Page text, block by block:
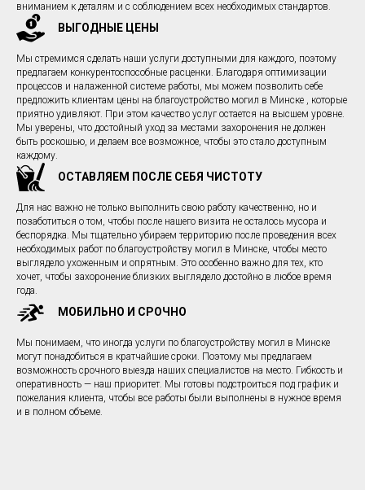
вниманием к деталям и с соблюдением всех необходимых стандартов.
ВЫГОДНЫЕ ЦЕНЫ
Мы стремимся сделать наши услуги доступными для каждого, поэтому
предлагаем конкурентоспособные расценки. Благодаря оптимизации
процессов и налаженной системе работы, мы можем позволить себе
предложить клиентам цены на благоустройство могил в Минске , которые
приятно удивляют. При этом качество услуг остается на высшем уровне.
Мы уверены, что достойный уход за местами захоронения не должен
быть роскошью, и делаем все возможное, чтобы это стало доступным
каждому.
ОСТАВЛЯЕМ ПОСЛЕ СЕБЯ ЧИСТОТУ
Для нас важно не только выполнить свою работу качественно, но и
позаботиться о том, чтобы после нашего визита не осталось мусора и
беспорядка. Мы тщательно убираем территорию после проведения всех
необходимых работ по благоустройству могил в Минске, чтобы место
выглядело ухоженным и опрятным. Это особенно важно для тех, кто
хочет, чтобы захоронение близких выглядело достойно в любое время
года.
МОБИЛЬНО И СРОЧНО
Мы понимаем, что иногда услуги по благоустройству могил в Минске
могут понадобиться в кратчайшие сроки. Поэтому мы предлагаем
возможность срочного выезда наших специалистов на место. Гибкость и
оперативность — наш приоритет. Мы готовы подстроиться под график и
пожелания клиента, чтобы все работы были выполнены в нужное время
и в полном объеме.